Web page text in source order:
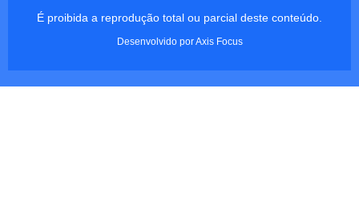
É proibida a reprodução total ou parcial deste conteúdo.
Desenvolvido porAxis Focus